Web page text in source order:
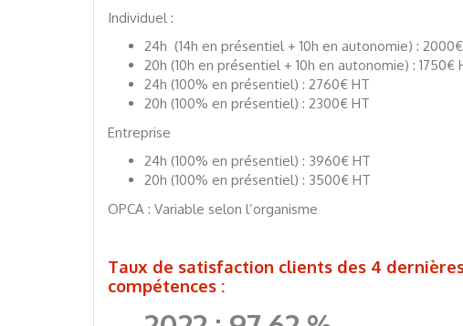
Individuel :
24h (14h en présentiel + 10h en autonomie) :
20h (10h en présentiel + 10h en autonomie) : 1750€
24h (100% en présentiel) : 2760€ HT
20h (100% en présentiel) : 2300€ HT
Entreprise
24h (100% en présentiel) : 3960€ HT
20h (100% en présentiel) : 3500€ HT
OPCA : Variable selon l’organisme
Taux de satisfaction clients des 4
compétences :